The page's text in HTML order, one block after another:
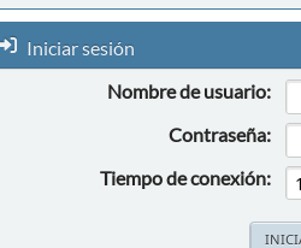
Iniciar sesión
Nombre de usuario:
Contraseña:
Tiempo de conexión: